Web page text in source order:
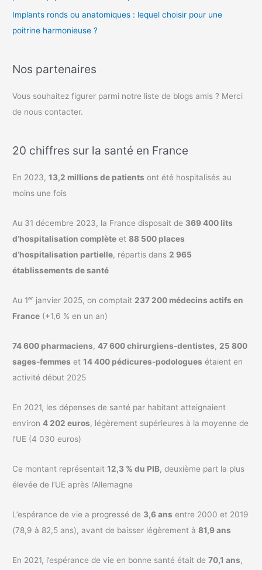
Implants ronds ou anatomiques : lequel choisir pour une
poitrine harmonieuse ?
Nos partenaires
Vous souhaitez figurer parmi notre liste de blogs amis ? Merci
de nous contacter.
20 chiffres sur la santé en France
En 2023,13,2 millions de patients ont été hospitalisés au
moins une fois
Au 31 décembre 2023, la France disposait de 369 400 lits
d’hospitalisation complète et88 500 places
d’hospitalisation partielle, répartis dans 2 965
établissements de santé
Au 1ᵉʳ janvier 2025, on comptait 237 200 médecins actifs en
France (+1,6 % en un an)
74 600 pharmaciens,47 600 chirurgiens-dentistes, 25 800
sages-femmes et14 400 pédicures-podologues étaient en
activité début 2025
En 2021, les dépenses de santé par habitant atteignaient
environ4 202 euros, légèrement supérieures à la moyenne de
l’UE (4 030 euros)
Ce montant représentait12,3 % du PIB, deuxième part la plus
élevée de l’UE après l’Allemagne
L’espérance de vie a progressé de 3,6 ans entre 2000 et 2019
(78,9 à 82,5 ans), avant de baisser légèrement à81,9 ans
En 2021, l’espérance de vie en bonne santé était de70,1 ans,